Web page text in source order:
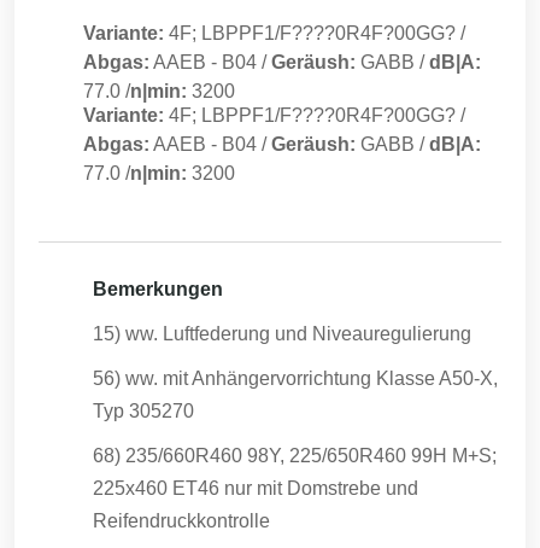
Variante: 4F; LBPPF1/F????0R4F?00GG? /
Abgas: AAEB - B04 /Geräush: GABB /dB|A:
77.0 /n|min: 3200
Variante: 4F; LBPPF1/F????0R4F?00GG? /
Abgas: AAEB - B04 /Geräush: GABB /dB|A:
77.0 /n|min: 3200
Bemerkungen
15) ww. Luftfederung und Niveauregulierung
56) ww. mit Anhängervorrichtung Klasse A50-X,
Typ 305270
68) 235/660R460 98Y, 225/650R460 99H M+S;
225x460 ET46 nur mit Domstrebe und
Reifendruckkontrolle